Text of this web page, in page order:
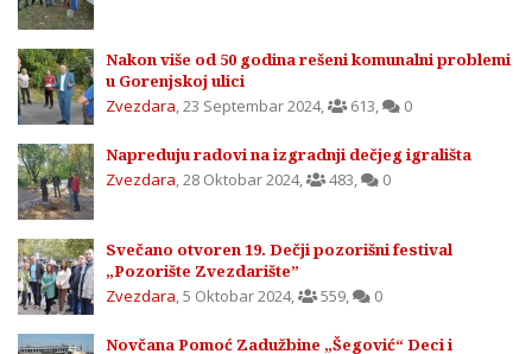
Nakon više od 50 godina rešeni komunalni problemi
u Gorenjskoj ulici
Zvezdara,23 Septembar 2024, 613, 0
Napreduju radovi na izgradnji dečjeg igrališta
Zvezdara,28 Oktobar 2024, 483, 0
Svečano otvoren 19. Dečji pozorišni festival
„Pozorište Zvezdarište”
Zvezdara,5 Oktobar 2024, 559, 0
Novčana Pomoć Zadužbine „Šegović“ Deci i